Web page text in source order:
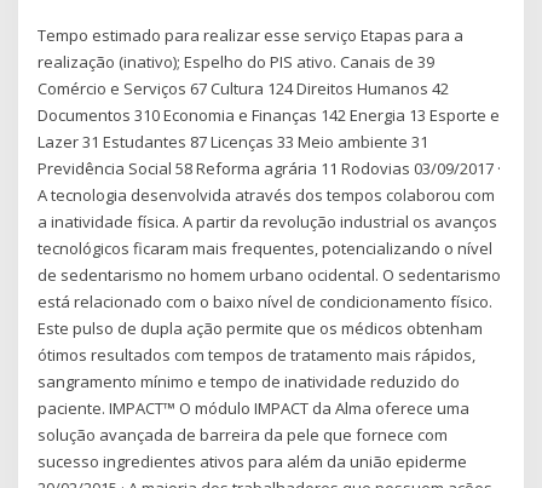
Tempo estimado para realizar esse serviço Etapas para a
realização (inativo); Espelho do PIS ativo. Canais de 39
Comércio e Serviços 67 Cultura 124 Direitos Humanos 42
Documentos 310 Economia e Finanças 142 Energia 13 Esporte e
Lazer 31 Estudantes 87 Licenças 33 Meio ambiente 31
Previdência Social 58 Reforma agrária 11 Rodovias 03/09/2017 ·
A tecnologia desenvolvida através dos tempos colaborou com
a inatividade física. A partir da revolução industrial os avanços
tecnológicos ficaram mais frequentes, potencializando o nível
de sedentarismo no homem urbano ocidental. O sedentarismo
está relacionado com o baixo nível de condicionamento físico.
Este pulso de dupla ação permite que os médicos obtenham
ótimos resultados com tempos de tratamento mais rápidos,
sangramento mínimo e tempo de inatividade reduzido do
paciente. IMPACT™ O módulo IMPACT da Alma oferece uma
solução avançada de barreira da pele que fornece com
sucesso ingredientes ativos para além da união epiderme